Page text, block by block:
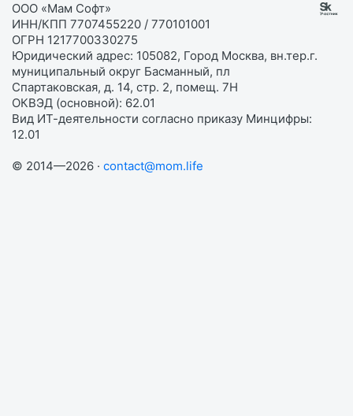
ООО «Мам Софт»
ИНН/КПП 7707455220 / 770101001
ОГРН 1217700330275
Юридический адрес: 105082, Город Москва, вн.тер.г.
муниципальный округ Басманный, пл
Спартаковская, д. 14, стр. 2, помещ. 7Н
ОКВЭД (основной): 62.01
Вид ИТ-деятельности согласно приказу Минцифры:
12.01
© 2014—2026 · contact@mom.life